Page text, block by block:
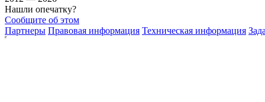
Нашли опечатку?
Сообщите об этом
Партнеры Правовая информация Техническая информация